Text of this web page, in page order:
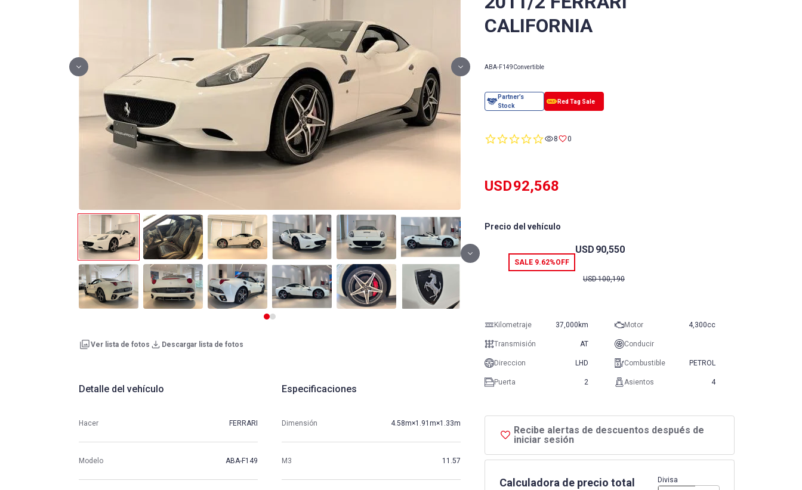
CALIFORNIA
ABA-F149Convertible
Ver lista de fotos Descargar lista de fotos
0.08 0
USD92,568
Precio del vehículo
SALE 9.62%OFF
USD 90,550
USD100,190
Recibe alertas de descuentos después de
iniciar sesión
Calculadora de precio total Divisa
Kilometraje 37,000km Motor 4,300cc
Transmisión AT Conducir
Direccion LHD Combustible PETROL
Puerta 2 Asientos 4
Detalle del vehículo
Hacer FERRARI
Modelo ABA-F149
Especificaciones
Dimensión 4.58m×1.91m×1.33m
M3 11.57